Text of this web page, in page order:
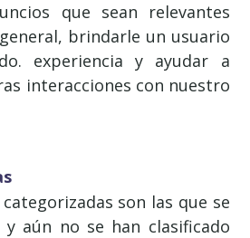
que sean relevantes
brindarle un usuario
experiencia y ayudar a
interacciones con nuestro
son las que se
y aún no se han clasificado